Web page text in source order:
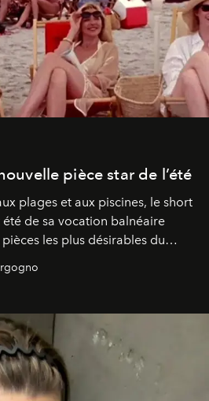
pièce star de l’été
plages et aux piscines, le short
été de sa vocation balnéaire
les plus désirables du